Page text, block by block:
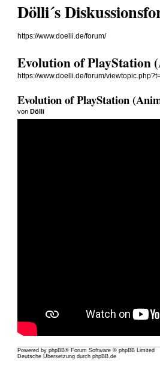
Dölli´s
https://www.doelli.de/forum/
Evolution of PlayStation
https://www.doelli.de/forum/
Evolution of PlayStation
vonDölli
Powered byphpBB® Forum Software © phpBB Limited
Deutsche Übersetzung durchphpBB.de